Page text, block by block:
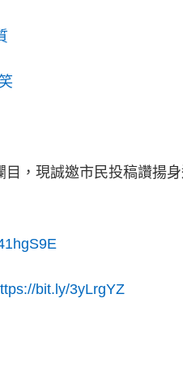
目，現誠邀市民投稿讚揚
bit.ly/3yLrgYZ